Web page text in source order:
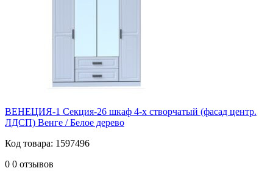
ВЕНЕЦИЯ-1 Секция-26 шкаф 4-х створчатый (фасад центр.
ЛДСП) Венге / Белое дерево
Код товара: 1597496
0 0 отзывов